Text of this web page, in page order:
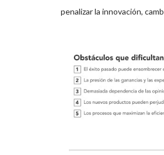
penalizar la innovación,